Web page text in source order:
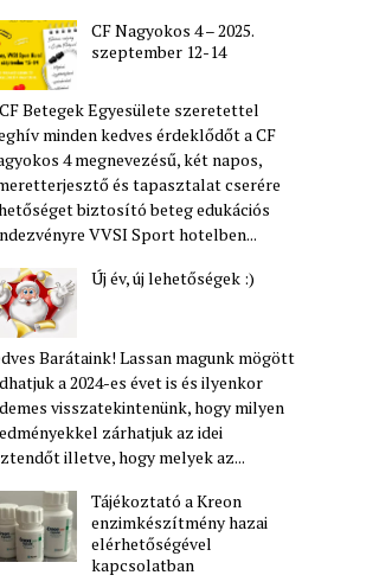
CF Nagyokos 4 – 2025.
szeptember 12-14
Betegek Egyesülete szeretettel
minden kedves érdeklődőt a CF
4 megnevezésű, két napos,
és tapasztalat cserére
biztosító beteg edukációs
VVSI Sport hotelben...
Új év, új lehetőségek :)
Barátaink! Lassan magunk mögött
a 2024-es évet is és ilyenkor
visszatekintenünk, hogy milyen
zárhatjuk az idei
illetve, hogy melyek az...
Tájékoztató a Kreon
enzimkészítmény hazai
elérhetőségével
kapcsolatban